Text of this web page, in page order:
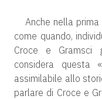
Anche nella
come quando,
Croce e Gramsci
considera questa
assimilabile allo
parlare di Croce e